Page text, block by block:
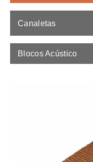
Canaletas
Blocos Acústico